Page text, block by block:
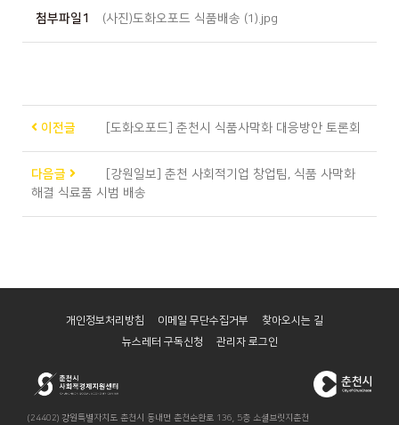
첨부파일1 (사진)도화오포드 식품배송 (1).jpg
이전글 [도화오포드] 춘천시 식품사막화 대응방안 토론회
다음글
[강원일보] 춘천 사회적기업 창업팀, 식품 사막화
해결 식료품 시범 배송
개인정보처리방침 이메일 무단수집거부
찾아오시는 길
뉴스레터 구독신청
관리자 로그인
(24402) 강원특별자치도 춘천시 동내면 춘천순환로 136, 5층 소셜브릿지춘천